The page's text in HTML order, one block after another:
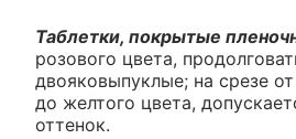
Таблетки, покрытые
розового цвета,
двояковыпуклые; на срезе
до желтого цвета,
оттенок.